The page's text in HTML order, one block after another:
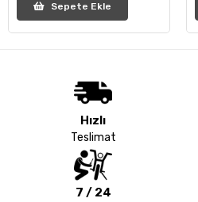
Sepete Ekle
Hızlı
Teslimat
7 / 24